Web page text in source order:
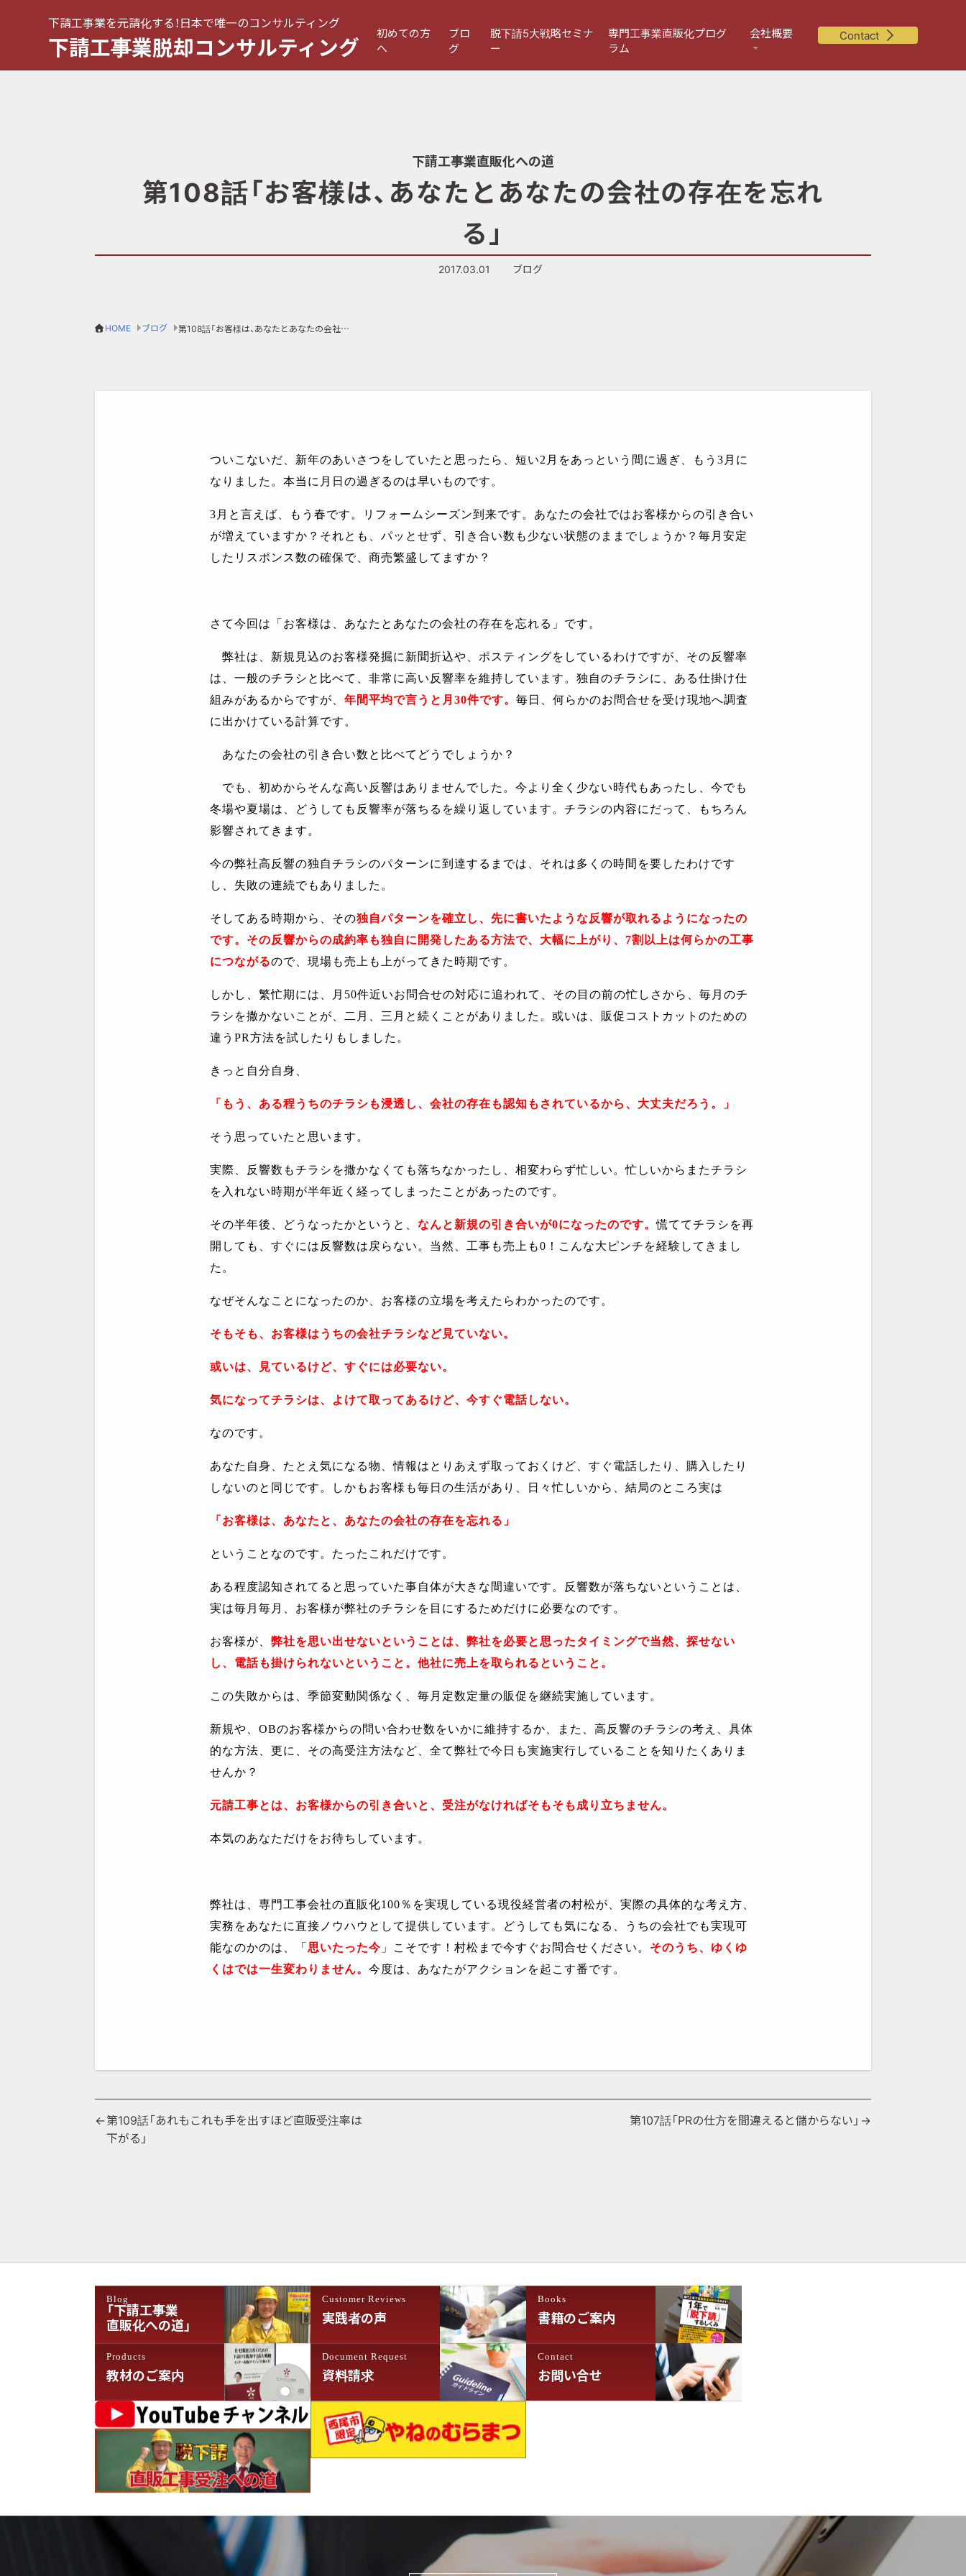
下請工事業を元請化する！日本で唯一のコンサルティング
下請工事業脱却コンサルティング
初めての方
へ
ブロ
グ
脱下請5大戦略セミナ
ー
専門工事業直販化プログ
ラム
会社概要 Contact
下請工事業直販化への道
第108話「お客様は、あなたとあなたの会社の存在を忘れ
る」
2017.03.01 ブログ
HOME ブログ 第108話「お客様は、あなたとあなたの会社の存在を忘れる」
ついこないだ、新年のあいさつをしていたと思ったら、短い2 月をあっという間に過ぎ、もう 3 月に
なりました。本当に月日の過ぎるのは早いものです。
3 月と言えば、もう春です。リフォームシーズン到来です。あなたの会社ではお客様からの引き合い
が増えていますか？それとも、パッとせず、引き合い数も少ない状態のままでしょうか？毎月安定
したリスポンス数の確保で、商売繁盛してますか？
さて今回は「お客様は、あなたとあなたの会社の存在を忘れる」です。
弊社は、新規見込のお客様発掘に新聞折込や、ポスティングをしているわけですが、その反響率
は、一般のチラシと比べて、非常に高い反響率を維持しています。独自のチラシに、ある仕掛け仕
組みがあるからですが、 年間平均で言うと月 30件です。 毎日、何らかのお問合せを受け現地へ調査
に出かけている計算です。
あなたの会社の引き合い数と比べてどうでしょうか？
でも、初めからそんな高い反響はありませんでした。今より全く少ない時代もあったし、今でも
冬場や夏場は、どうしても反響率が落ちるを繰り返しています。チラシの内容にだって、もちろん
影響されてきます。
今の弊社高反響の独自チラシのパターンに到達するまでは、それは多くの時間を要したわけです
し、失敗の連続でもありました。
そしてある時期から、その独自パターンを確立し、先に書いたような反響が取れるようになったの
です。その反響からの成約率も独自に開発したある方法で、大幅に上がり、 7割以上は何らかの工事
につながるので、現場も売上も上がってきた時期です。
しかし、繁忙期には、月 50件近いお問合せの対応に追われて、その目の前の忙しさから、毎月のチ
ラシを撒かないことが、二月、三月と続くことがありました。或いは、販促コストカットのための
違う PR方法を試したりもしました。
きっと自分自身、
「もう、ある程うちのチラシも浸透し、会社の存在も認知もされているから、大丈夫だろう。」
そう思っていたと思います。
実際、反響数もチラシを撒かなくても落ちなかったし、相変わらず忙しい。忙しいからまたチラシ
を入れない時期が半年近く経ってしまったことがあったのです。
その半年後、どうなったかというと、 なんと新規の引き合いが0になったのです。慌ててチラシを再
開しても、すぐには反響数は戻らない。当然、工事も売上も0 ！こんな大ピンチを経験してきまし
た。
なぜそんなことになったのか、お客様の立場を考えたらわかったのです。
そもそも、お客様はうちの会社チラシなど見ていない。
或いは、見ているけど、すぐには必要ない。
気になってチラシは、よけて取ってあるけど、今すぐ電話しない。
なのです。
あなた自身、たとえ気になる物、情報はとりあえず取っておくけど、すぐ電話したり、購入したり
しないのと同じです。しかもお客様も毎日の生活があり、日々忙しいから、結局のところ実は
「お客様は、あなたと、あなたの会社の存在を忘れる」
ということなのです。たったこれだけです。
ある程度認知されてると思っていた事自体が大きな間違いです。反響数が落ちないということは、
実は毎月毎月、お客様が弊社のチラシを目にするためだけに必要なのです。
お客様が、 弊社を思い出せないということは、弊社を必要と思ったタイミングで当然、探せない
し、電話も掛けられないということ。他社に売上を取られるということ。
この失敗からは、季節変動関係なく、毎月定数定量の販促を継続実施しています。
新規や、 OBのお客様からの問い合わせ数をいかに維持するか、また、高反響のチラシの考え、具体
的な方法、更に、その高受注方法など、全て弊社で今日も実施実行していることを知りたくありま
せんか？
元請工事とは、お客様からの引き合いと、受注がなければそもそも成り立ちません。
本気のあなただけをお待ちしています。
弊社は、専門工事会社の直販化100 ％を実現している現役経営者の村松が、実際の具体的な考え方、
実務をあなたに直接ノウハウとして提供しています。どうしても気になる、うちの会社でも実現可
能なのかのは、「 思いたった今 」こそです！村松まで今すぐお問合せください。 そのうち、ゆくゆ
くはでは一生変わりません。 今度は、あなたがアクションを起こす番です。
投
シ
ョ
ン
第107話「PRの仕方を間違えると儲からない」
第109話「あれもこれも手を出すほど直販受注率は
下がる」
Blog
「下請工事業
直販化への道」
Customer Reviews
実践者の声
Books
書籍のご案内
Products
教材のご案内
Document Request
資料請求
Contact
お問い合せ